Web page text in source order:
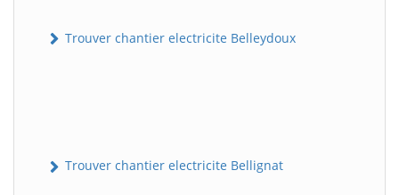
Trouver chantier electricite Belleydoux
Trouver chantier electricite Bellignat